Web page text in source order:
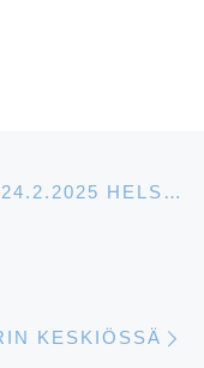
VIRON ITSENÄISYYSPÄIVÄ 24.2.2025 HELSINGISSÄ
KESKIÖSSÄ